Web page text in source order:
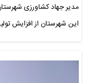
مدیر جهاد کشاورزی
این شهرستان از افزایش تولید 500